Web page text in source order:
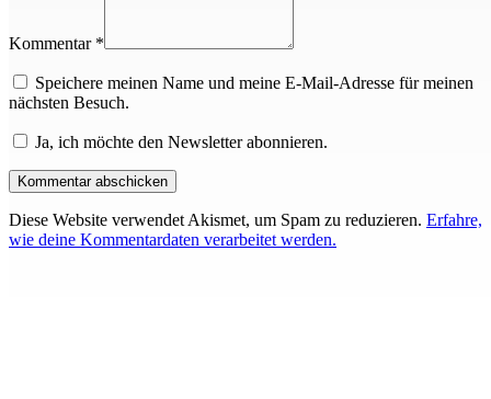
Kommentar *
Speichere meinen Name und meine E-Mail-Adresse für meinen
nächsten Besuch.
Ja, ich möchte den Newsletter abonnieren.
Diese Website verwendet Akismet, um Spam zu reduzieren. Erfahre,
wie deine Kommentardaten verarbeitet werden.